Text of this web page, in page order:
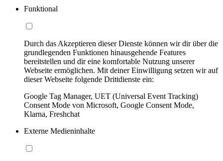
Funktional
Durch das Akzeptieren dieser Dienste können wir dir über die
grundlegenden Funktionen hinausgehende Features
bereitstellen und dir eine komfortable Nutzung unserer
Webseite ermöglichen. Mit deiner Einwilligung setzen wir auf
dieser Webseite folgende Drittdienste ein:
Google Tag Manager, UET (Universal Event Tracking)
Consent Mode von Microsoft, Google Consent Mode,
Klarna, Freshchat
Externe Medieninhalte